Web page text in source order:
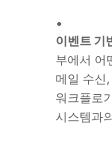
이벤트
부에서 어
메일 수신
워크플로
시스템과